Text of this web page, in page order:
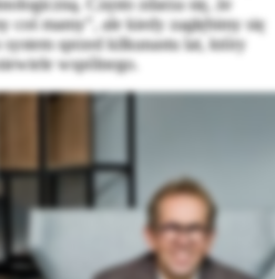
Często zdarza się, że
coś mamy”, ale kiedy zagłębimy się
system sprzed kilkunastu lat, który
wspólnego.